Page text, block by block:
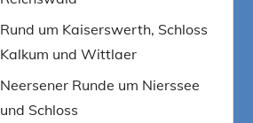
Rund um Kaiserswerth, Schloss
Kalkum und Wittlaer
Neersener Runde um Nierssee
und Schloss